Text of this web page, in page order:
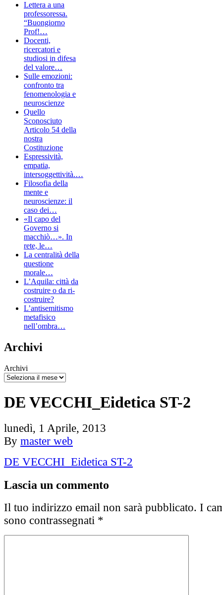
Lettera a una
professoressa.
“Buongiorno
Prof!…
Docenti,
ricercatori e
studiosi in difesa
del valore…
Sulle emozioni:
confronto tra
fenomenologia e
neuroscienze
Quello
Sconosciuto
Articolo 54 della
nostra
Costituzione
Espressività,
empatia,
intersoggettività.…
Filosofia della
mente e
neuroscienze: il
caso dei…
«Il capo del
Governo si
macchiò…». In
rete, le…
La centralità della
questione
morale…
L’Aquila: città da
costruire o da ri-
costruire?
L’antisemitismo
metafisico
nell’ombra…
Archivi
Archivi
DE VECCHI_Eidetica ST-2
lunedì, 1 Aprile, 2013
By master web
DE VECCHI_Eidetica ST-2
Lascia un commento
Il tuo indirizzo email non sarà pubblicato. I
sono contrassegnati *